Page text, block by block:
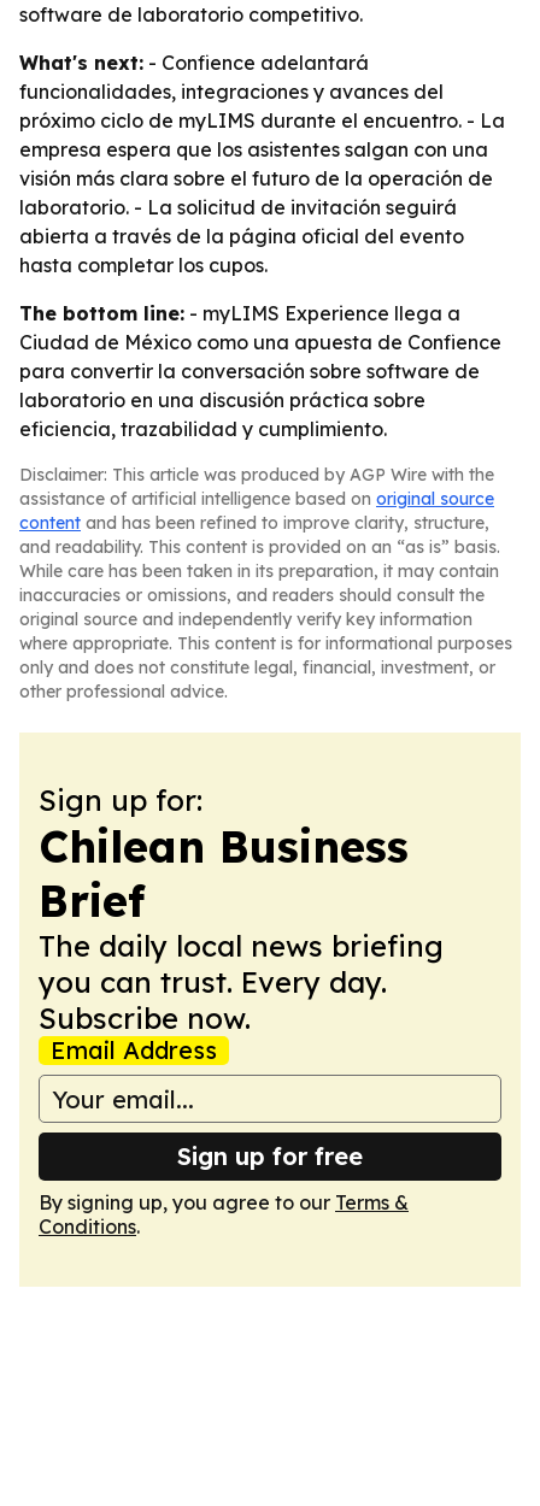
software de laboratorio competitivo.
What's next: - Confience adelantará
funcionalidades, integraciones y avances del
próximo ciclo de myLIMS durante el encuentro. - La
empresa espera que los asistentes salgan con una
visión más clara sobre el futuro de la operación de
laboratorio. - La solicitud de invitación seguirá
abierta a través de la página oficial del evento
hasta completar los cupos.
The bottom line: - myLIMS Experience llega a
Ciudad de México como una apuesta de Confience
para convertir la conversación sobre software de
laboratorio en una discusión práctica sobre
eficiencia, trazabilidad y cumplimiento.
Disclaimer: This article was produced by AGP Wire with the
assistance of artificial intelligence based on original source
content and has been refined to improve clarity, structure,
and readability. This content is provided on an “as is” basis.
While care has been taken in its preparation, it may contain
inaccuracies or omissions, and readers should consult the
original source and independently verify key information
where appropriate. This content is for informational purposes
only and does not constitute legal, financial, investment, or
other professional advice.
Sign up for:
Chilean Business
Brief
The daily local news briefing
you can trust. Every day.
Subscribe now.
Email Address
Sign up for free
By signing up, you agree to our Terms &
Conditions.